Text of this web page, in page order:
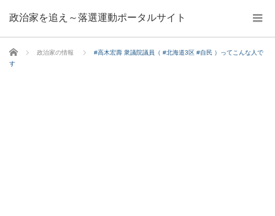
政治家を追え～落選運動ポータルサイト
ホーム 政治家の情報
#高木宏壽 衆議院議員（ #北海道3区 #自民 ）ってこんな人で
す